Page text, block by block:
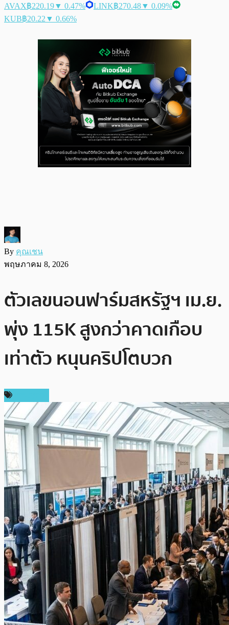
AVAX฿220.19▼ 0.47% LINK฿270.48▼ 0.09%
KUB฿20.22 ▼ 0.66%
By คุณเชน
พฤษภาคม 8, 2026
ตัวเลขนอนฟาร์มสหรัฐฯ เม.ย.
พุ่ง 115K สูงกว่าคาดเกือบ
เท่าตัว หนุนคริปโตบวก